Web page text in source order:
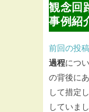
観念回
事例紹
前回の投稿
過程につ
の背後に
して措定
していま